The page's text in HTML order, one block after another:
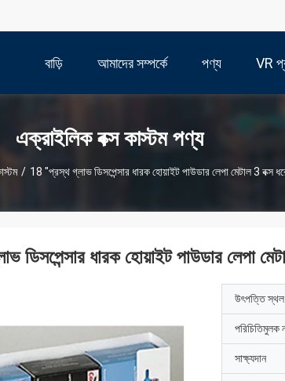
বাড়ি আমাদের সম্পর্কে পণ্য VR
এক্রাইলিক বক্স কাস্টম পণ্য
/ 18 "প্রস্থ গ্লাভ ডিসপেন্সার ধারক হোয়াইট পাউডার লেপা মেটাল 3 বক্স
ডিসপেন্সার ধারক হোয়াইট পাউডার লেপা
উৎপত্তি স্থল
পরিচিতিমুলক
সাক্ষ্যদান